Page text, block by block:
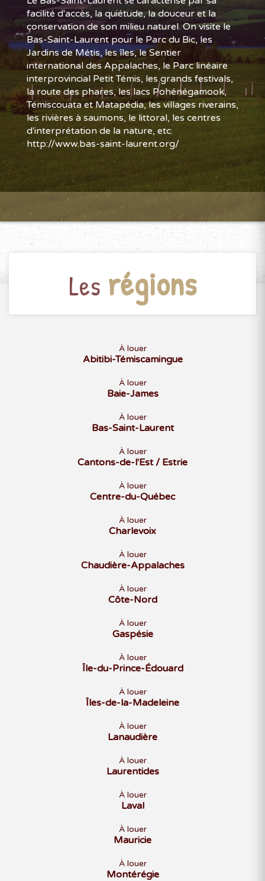
facilité d'accès, la quiétude, la douceur et la
conservation de son milieu naturel. On visite le
Bas-Saint-Laurent pour le Parc du Bic, les
Jardins de Métis, les îles, le Sentier
international des Appalaches, le Parc linéaire
interprovincial Petit Témis, les grands festivals,
la route des phares, les lacs Pohénégamook,
Témiscouata et Matapédia, les villages riverains,
les rivières à saumons, le littoral, les centres
d'interprétation de la nature, etc.
http://www.bas-saint-laurent.org/
Les régions
À louer
Abitibi-Témiscamingue
À louer
Baie-James
À louer
Bas-Saint-Laurent
À louer
Cantons-de-l'Est / Estrie
À louer
Centre-du-Québec
À louer
Charlevoix
À louer
Chaudière-Appalaches
À louer
Côte-Nord
À louer
Gaspésie
À louer
Île-du-Prince-Édouard
À louer
Îles-de-la-Madeleine
À louer
Lanaudière
À louer
Laurentides
À louer
Laval
À louer
Mauricie
À louer
Montérégie